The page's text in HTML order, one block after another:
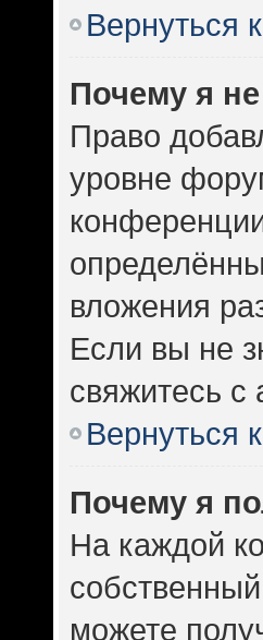
Вернуться
Почему я
Право
уровне
вложения
Если вы не
свяжитесь
Вернуться
Почему я
На каждой
можете